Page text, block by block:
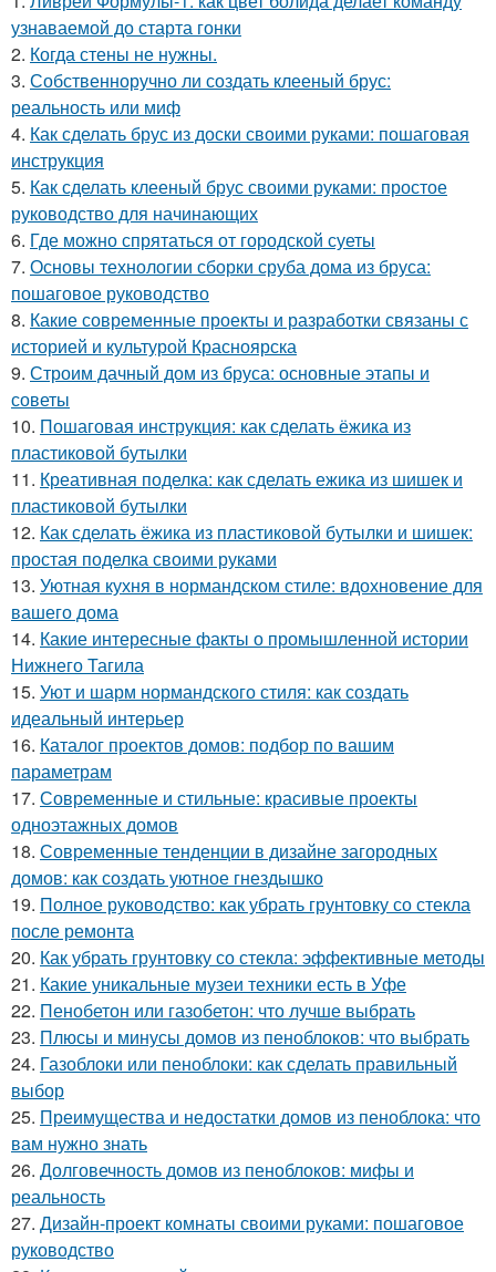
узнаваемой до старта гонки
2. Когда стены не нужны.
3. Собственноручно ли создать клееный брус:
реальность или миф
4. Как сделать брус из доски своими руками: пошаговая
инструкция
5. Как сделать клееный брус своими руками: простое
руководство для начинающих
6. Где можно спрятаться от городской суеты
7. Основы технологии сборки сруба дома из бруса:
пошаговое руководство
8. Какие современные проекты и разработки связаны с
историей и культурой Красноярска
9. Строим дачный дом из бруса: основные этапы и
советы
10. Пошаговая инструкция: как сделать ёжика из
пластиковой бутылки
11. Креативная поделка: как сделать ежика из шишек и
пластиковой бутылки
12. Как сделать ёжика из пластиковой бутылки и шишек:
простая поделка своими руками
13. Уютная кухня в нормандском стиле: вдохновение для
вашего дома
14. Какие интересные факты о промышленной истории
Нижнего Тагила
15. Уют и шарм нормандского стиля: как создать
идеальный интерьер
16. Каталог проектов домов: подбор по вашим
параметрам
17. Современные и стильные: красивые проекты
одноэтажных домов
18. Современные тенденции в дизайне загородных
домов: как создать уютное гнездышко
19. Полное руководство: как убрать грунтовку со стекла
после ремонта
20. Как убрать грунтовку со стекла: эффективные методы
21. Какие уникальные музеи техники есть в Уфе
22. Пенобетон или газобетон: что лучше выбрать
23. Плюсы и минусы домов из пеноблоков: что выбрать
24. Газоблоки или пеноблоки: как сделать правильный
выбор
25. Преимущества и недостатки домов из пеноблока: что
вам нужно знать
26. Долговечность домов из пеноблоков: мифы и
реальность
27. Дизайн-проект комнаты своими руками: пошаговое
руководство